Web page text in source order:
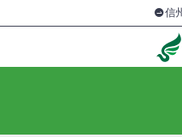
信